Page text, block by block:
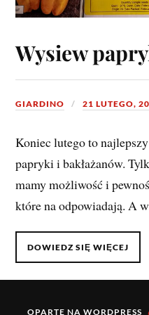
Wysiew
GIARDINO 21 LUTEGO,
Koniec lutego to
papryki i bakłażanów.
mamy możliwość i
które na odpowiadają. A
DOWIEDZ SIĘ WIĘCEJ
OPARTE NA WORDPRESS